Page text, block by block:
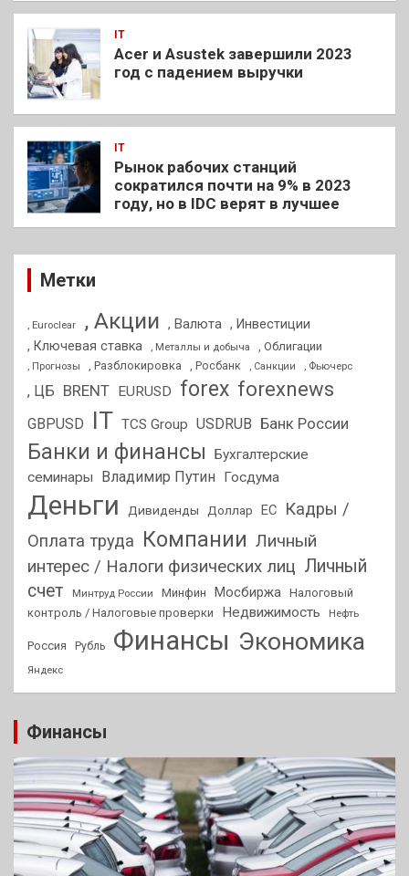
IT
Acer и Asustek завершили 2023
год с падением выручки
IT
Рынок рабочих станций
сократился почти на 9% в 2023
году, но в IDC верят в лучшее
Метки
, Euroclear , Акции , Валюта , Инвестиции
, Ключевая ставка
, Металлы и добыча , Облигации
, Прогнозы , Разблокировка , Росбанк , Санкции , Фьючерс
, ЦБ BRENT EURUSD forex forexnews
GBPUSD IT TCS Group USDRUB Банк России
Банки и финансы
Бухгалтерские
семинары
Владимир Путин Госдума
Деньги Дивиденды Доллар ЕС
Кадры /
Оплата труда Компании Личный
интерес / Налоги физических лиц Личный
счет
Минтруд России Минфин Мосбиржа Налоговый
контроль / Налоговые проверки
Недвижимость Нефть
Россия Рубль Финансы Экономика
Яндекс
Финансы